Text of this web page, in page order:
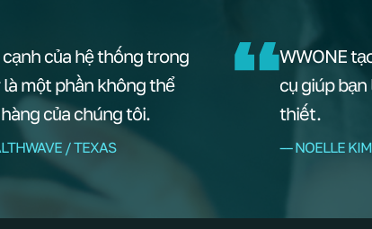
của hệ thống trong
một phần không thể
của chúng tôi.
/ TEXAS
WWONE
cụ giúp
thiết.
–– NOELLE